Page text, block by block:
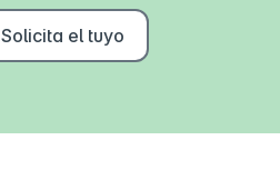
Solicita el tuyo